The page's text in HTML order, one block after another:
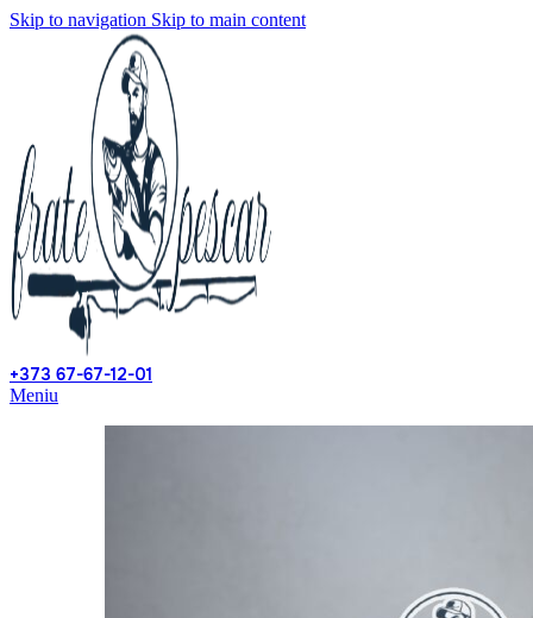
Skip to navigation Skip to main content
+373 67-67-12-01
Meniu